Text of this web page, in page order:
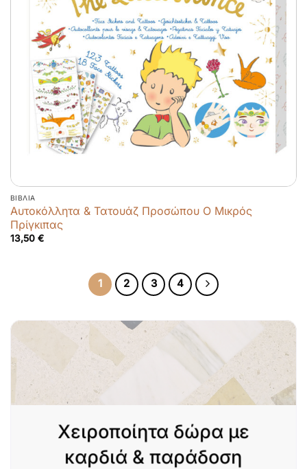
ΒΙΒΛΊΑ
Αυτοκόλλητα & Τατουάζ Προσώπου Ο Μικρός
Πρίγκιπας
13,50 €
1 2 3 4
Χειροποίητα δώρα με
καρδιά & παράδοση